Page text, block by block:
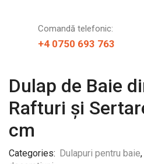
Comandă telefonic:
+4 0750 693 763
Dulap de Baie
Rafturi și
cm
Categories: Dulapuri pentru baie,